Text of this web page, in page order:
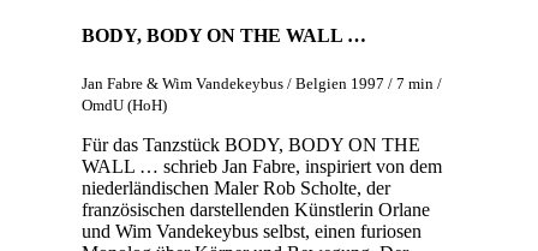
BODY, BODY ON THE WALL …
Jan Fabre & Wim Vandekeybus / Belgien 1997 / 7 min /
OmdU (HoH)
Für das Tanzstück BODY, BODY ON THE
WALL … schrieb Jan Fabre, inspiriert von dem
niederländischen Maler Rob Scholte, der
französischen darstellenden Künstlerin Orlane
und Wim Vandekeybus selbst, einen furiosen